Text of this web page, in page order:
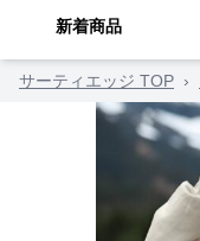
新着商品
サーティエッジ TOP ›